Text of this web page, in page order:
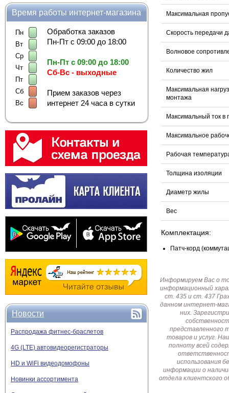
Время работы интернет-магазина
Пн
Вт
Ср
Чт
Пт
Сб
Вс
Обработка заказов
Пн-Пт с 09:00 до 18:00
Пн-Пт с 09:00 до 18:00
Сб-Вс - выходные
Прием заказов через
интернет 24 часа в сутки
Новости
Распродажа фитнес-браслетов
4G (LTE) автовидеорегистраторы
HD и WiFi видеодомофоны
Новинки ассортимента
Максимальная
Скорость передачи
Волновое
Количество жил
Максимальная
монтажа
Максимальный ток в
Максимальное
Рабочая
Толщина изоляции
Диаметр жилы
Вес
Комплектация:
Патч-корд
Информируем Вас о
информационный
ст. 435 и ст. 437
данном интернет-
них.
представленного
товаров и услуг.
полноту всей
использования
информации о
отдела клиентского